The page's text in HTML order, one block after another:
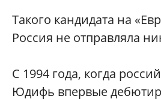
Такого кандидата на
Россия не отправляла
С 1994 года, когда
Юдифь впервые